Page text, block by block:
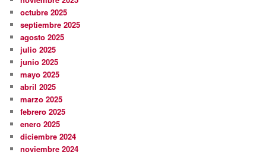
octubre 2025
septiembre 2025
agosto 2025
julio 2025
junio 2025
mayo 2025
abril 2025
marzo 2025
febrero 2025
enero 2025
diciembre 2024
noviembre 2024